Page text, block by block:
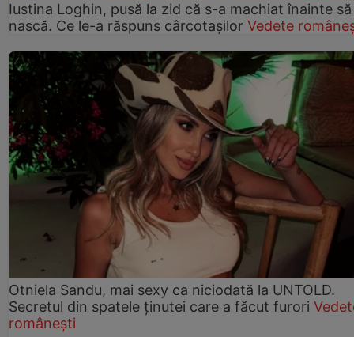
Iustina Loghin, pusă la zid că s-a machiat înainte să
nască. Ce le-a răspuns cârcotașilor Vedete
Otniela Sandu, mai sexy ca niciodată la UNTOLD.
Secretul din spatele ținutei care a făcut furori
românești